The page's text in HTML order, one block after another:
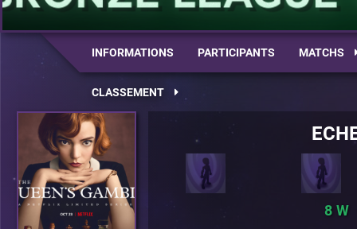
INFORMATIONS PARTICIPANTS MATCHS
CLASSEMENT
8